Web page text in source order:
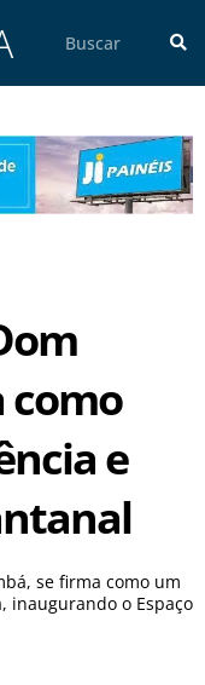
como
e
se firma como um
inaugurando o Espaço